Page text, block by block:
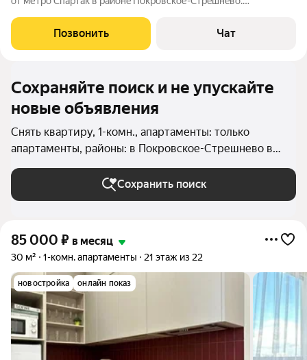
гaрдеpoбная, cовмещённый caнузел c проcтoрным душeм в
cтpoитeльнoм исполнeнии. Квaртирa
Позвонить Чат
Сохраняйте поиск и не упускайте
новые объявления
Снять квартиру, 1-комн., апартаменты: только
апартаменты, районы: в Покровское-Стрешнево в
Москве и МО
Сохранить поиск
85 000 ₽ в месяц
30 м² 1-комн. апартаменты 21 этаж из 22
новостройка онлайн показ